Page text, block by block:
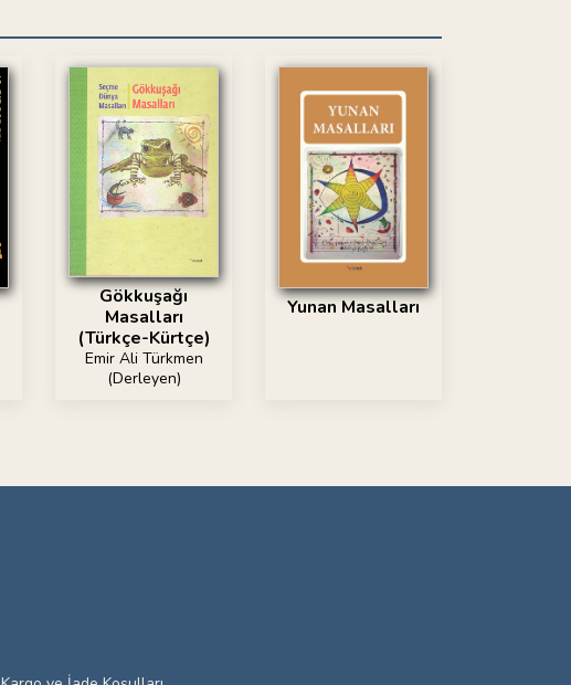
Gökkuşağı
Masalları
(Türkçe-Kürtçe)
Emir Ali Türkmen
(Derleyen)
Yunan Masalları